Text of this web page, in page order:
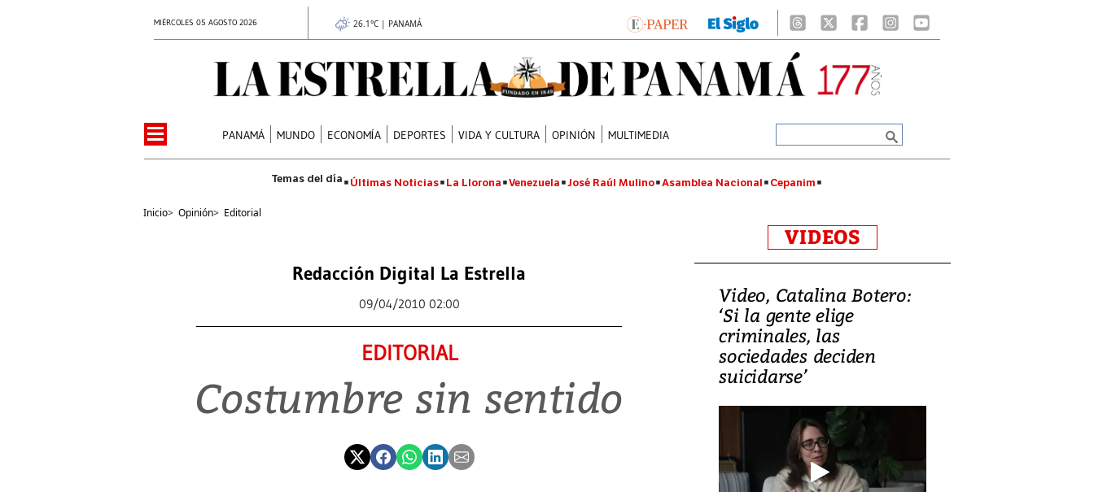
MIÉRCOLES 05 AGOSTO 2026 26.1°C | PANAMÁ
PANAMÁ MUNDO ECONOMÍA DEPORTES VIDA Y CULTURA OPINIÓN MULTIMEDIA
Últimas Noticias La Llorona Venezuela José Raúl Mulino Asamblea Nacional Cepanim
Inicio> Opinión> Editorial
Redacción Digital La Estrella
09/04/2010 02:00
EDITORIAL
Costumbre sin sentido
VIDEOS
Video, Catalina Botero:
‘Si la gente elige
criminales, las
sociedades deciden
suicidarse’